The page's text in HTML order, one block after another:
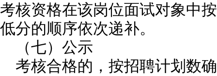
考核资格在该岗位面试对象中
低分的顺序依次递补。
（七）公示
考核合格的，按招聘计划数